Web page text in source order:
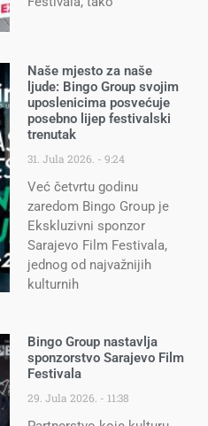
Naše mjesto za naše
ljude: Bingo Group svojim
uposlenicima posvećuje
posebno lijep festivalski
trenutak
31. Jula 2026. 9:24
Već četvrtu godinu
zaredom Bingo Group je
Ekskluzivni sponzor
Sarajevo Film Festivala,
jednog od najvažnijih
kulturnih
Bingo Group nastavlja
sponzorstvo Sarajevo Film
Festivala
29. Jula 2026. 11:38